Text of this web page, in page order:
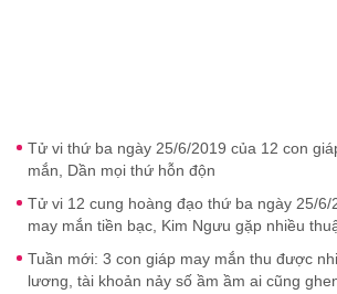
Tử vi thứ ba ngày 25/6/2019 của 12 con
mắn, Dần mọi thứ hỗn độn
Tử vi 12 cung hoàng đạo thứ ba ngày 25/6/
may mắn tiền bạc, Kim Ngưu gặp nhiều
Tuần mới: 3 con giáp may mắn thu được
lương, tài khoản nảy số ầm ầm ai cũng